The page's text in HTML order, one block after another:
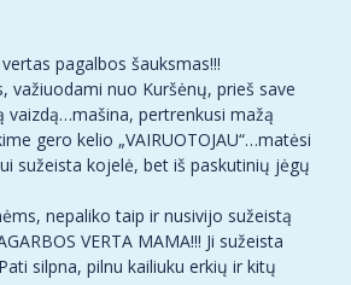
pagalbos šauksmas!!!
važiuodami nuo Kuršėnų, prieš save
vaizdą…mašina, pertrenkusi mažą
gero kelio „VAIRUOTOJAU“…matėsi
sužeista kojelė, bet iš paskutinių jėgų
nepaliko taip ir nusivijo sužeistą
VERTA MAMA!!! Ji sužeista
silpna, pilnu kailiuku erkių ir kitų